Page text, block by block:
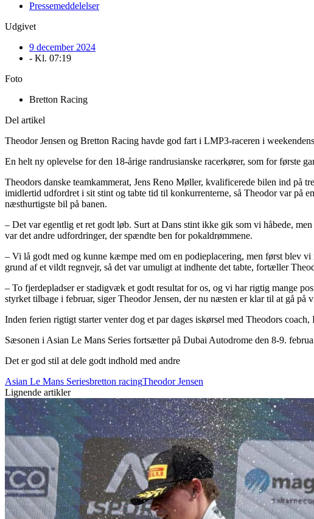
Pressemeddelelser
Udgivet
9 december 2024
- Kl. 07:19
Foto
Bretton Racing
Del artikel
Theodor Jensen og Bretton Racing havde god fart i LMP3-raceren i
En helt ny oplevelse for den 18-årige randrusianske racerkører, som for første
Theodors danske teamkammerat, Jens Reno Møller, kvalificerede bilen ind på
imidlertid udfordret i sit stint og tabte tid til konkurrenterne, så Theodor var på
næsthurtigste bil på banen.
– Det var egentlig et ret godt løb. Surt at Dans stint ikke gik som vi håbede,
var det andre udfordringer, der spændte ben for pokaldrømmene.
– Vi lå godt med og kunne kæmpe med om en podieplacering, men først blev
grund af et vildt regnvejr, så det var umuligt at indhente det tabte, fortæller
– To fjerdepladser er stadigvæk et godt resultat for os, og vi har rigtig mange
styrket tilbage i februar, siger Theodor Jensen, der nu næsten er klar til at gå på
Inden ferien rigtigt starter venter dog et par dages iskørsel med Theodors
Sæsonen i Asian Le Mans Series fortsætter på Dubai Autodrome den 8-9.
Det er god stil at dele godt indhold med andre
Asian Le Mans Seriesbretton racingTheodor Jensen
Lignende artikler